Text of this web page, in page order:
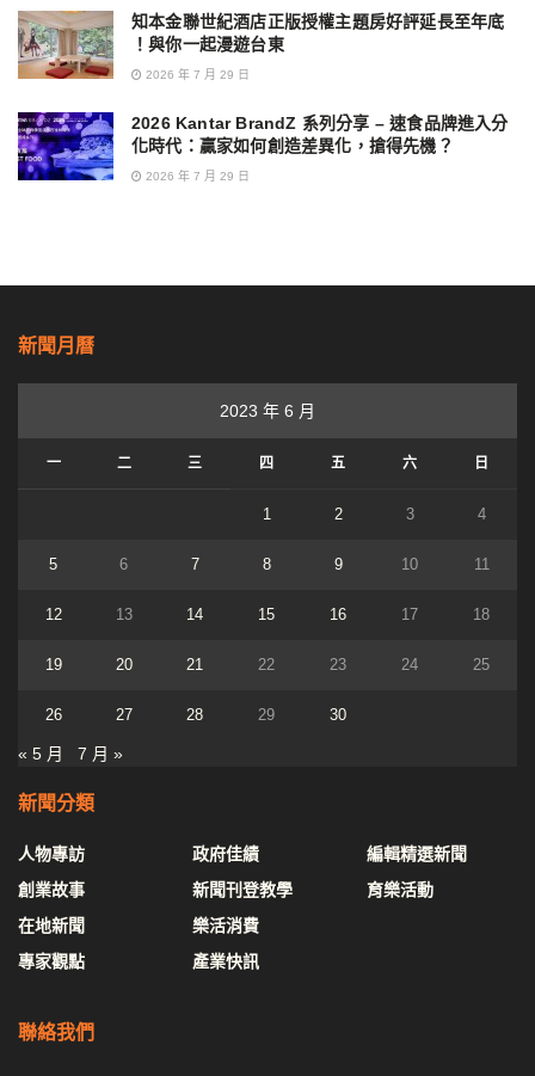
知本金聯世紀酒店正版授權主題房好評延長至年底
！與你一起漫遊台東
2026 年 7 月 29 日
2026 Kantar BrandZ 系列分享 – 速食品牌進入分
化時代：贏家如何創造差異化，搶得先機？
2026 年 7 月 29 日
新聞月曆
2023 年 6 月
一 二 三 四 五 六 日
1 2 3 4
5 6 7 8 9 10 11
12 13 14 15 16 17 18
19 20 21 22 23 24 25
26 27 28 29 30
« 5 月 7 月 »
新聞分類
人物專訪
創業故事
在地新聞
專家觀點
政府佳績
新聞刊登教學
樂活消費
產業快訊
編輯精選新聞
育樂活動
聯絡我們